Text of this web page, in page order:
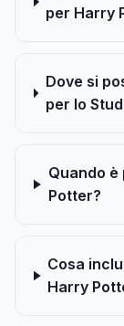
per Harry
Dove si
per lo
Quando
Potter?
Cosa
Harry